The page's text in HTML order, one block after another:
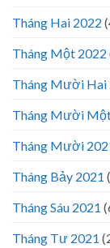
Tháng Hai 2022
Tháng Một 2022
Tháng Mười Hai
Tháng Mười
Tháng Mười
Tháng Bảy 2021
Tháng Sáu 2021
Tháng Tư 2021